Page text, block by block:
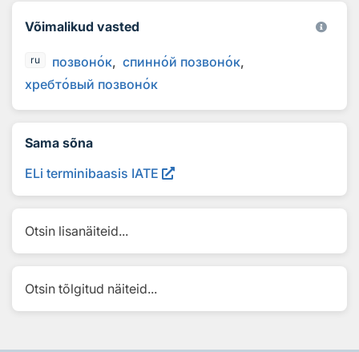
Võimalikud vasted
ru позвонок спинной позвонок
хребтовый позвонок
Sama sõna
ELi terminibaasis IATE
Otsin lisanäiteid...
Otsin tõlgitud näiteid...